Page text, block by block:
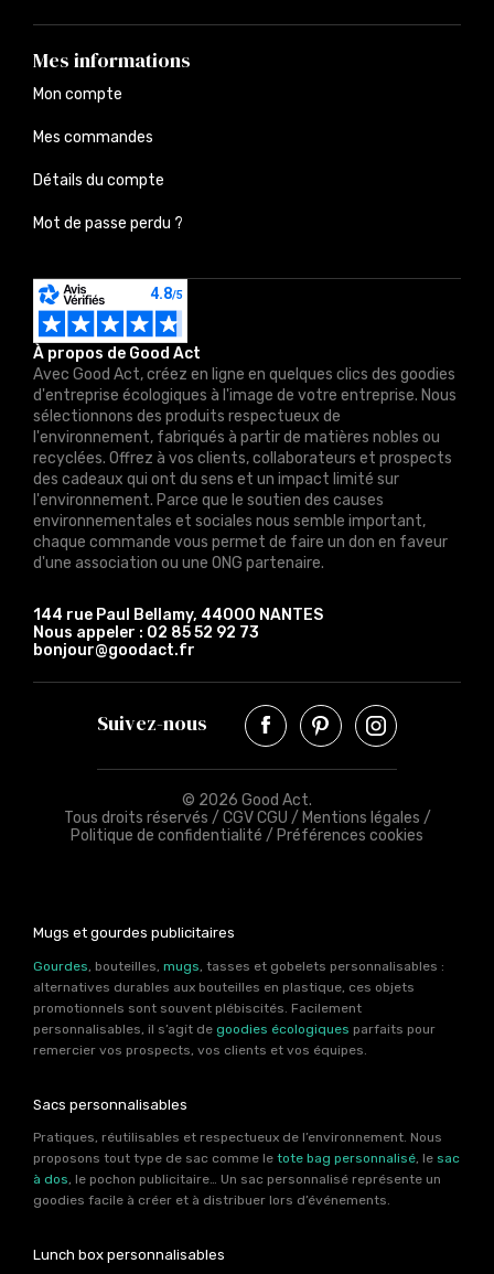
À propos de Good Act
Avec Good Act, créez en ligne en quelques clics des goodies
d'entreprise écologiques à l'image de votre entreprise. Nous
sélectionnons des produits respectueux de
l'environnement, fabriqués à partir de matières nobles ou
recyclées. Offrez à vos clients, collaborateurs et prospects
des cadeaux qui ont du sens et un impact limité sur
l'environnement. Parce que le soutien des causes
environnementales et sociales nous semble important,
chaque commande vous permet de faire un don en faveur
d'une association ou une ONG partenaire.
144 rue Paul Bellamy, 44000 NANTES
Nous appeler : 02 85 52 92 73
bonjour@goodact.fr
Mes informations
Mon compte
Mes commandes
Détails du compte
Mot de passe perdu ?
Suivez-nous
© 2026 Good Act.
Tous droits réservés / CGV CGU / Mentions légales /
Politique de confidentialité / Préférences cookies
Mugs et gourdes publicitaires
Gourdes , bouteilles, mugs , tasses et gobelets personnalisables :
alternatives durables aux bouteilles en plastique, ces objets
promotionnels sont souvent plébiscités. Facilement
personnalisables, il s’agit de goodies écologiques parfaits pour
remercier vos prospects, vos clients et vos équipes.
Sacs personnalisables
Pratiques, réutilisables et respectueux de l’environnement. Nous
proposons tout type de sac comme le tote bag personnalisé, le sac
à dos, le pochon publicitaire… Un sac personnalisé représente un
goodies facile à créer et à distribuer lors d’événements.
Lunch box personnalisables